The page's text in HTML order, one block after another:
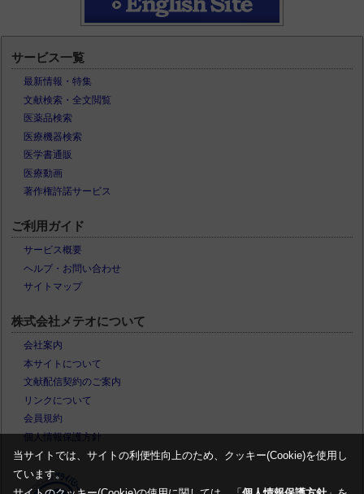
サービス一覧
最新情報・特集
文献検索・全文閲覧
医薬品検索
医療機器検索
医学書通販
医療動画
著作権許諾サービス
ご利用ガイド
サービス概要
ヘルプ・お問い合わせ
サイトマップ
株式会社メテオについて
会社案内
本サイトについて
文献配信契約のご案内
リンクについて
会員規約
個人情報保護方針
当サイトでは、サイトの利便性向上のため、クッキー(Cookie)を使用し
ています。